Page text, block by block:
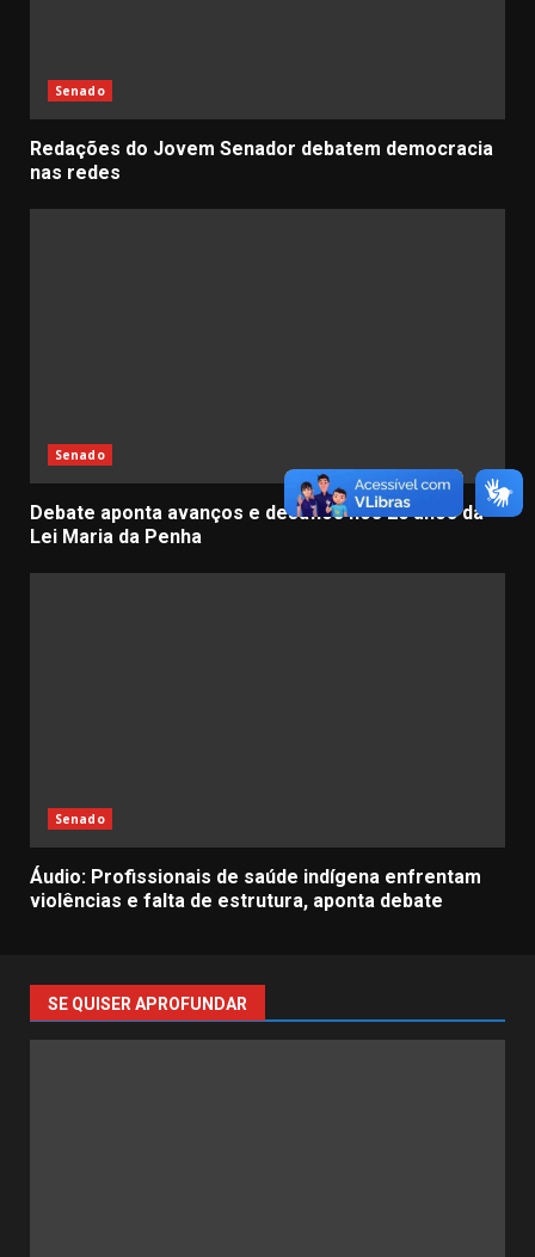
Senado
Redações do Jovem Senador debatem democracia
nas redes
Senado
Debate aponta avanços e desafios nos 20 anos da
Lei Maria da Penha
Senado
Áudio: Profissionais de saúde indígena enfrentam
violências e falta de estrutura, aponta debate
SE QUISER APROFUNDAR